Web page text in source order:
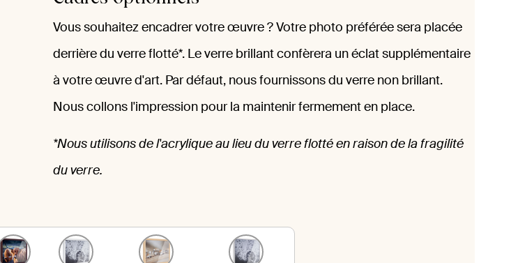
Vous souhaitez encadrer votre œuvre ? Votre photo préférée sera placée
derrière du verre flotté*. Le verre brillant confèrera un éclat supplémentaire
à votre œuvre d'art. Par défaut, nous fournissons du verre non brillant.
Nous collons l'impression pour la maintenir fermement en place.
*Nous utilisons de l'acrylique au lieu du verre flotté en raison de la fragilité
du verre.